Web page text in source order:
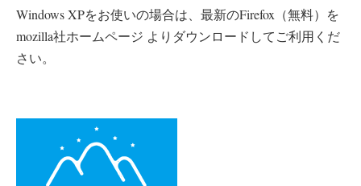
Windows XPをお使いの場合は、最新のFirefox（無料）を
mozilla社ホームページ よりダウンロードしてご利用くだ
さい。